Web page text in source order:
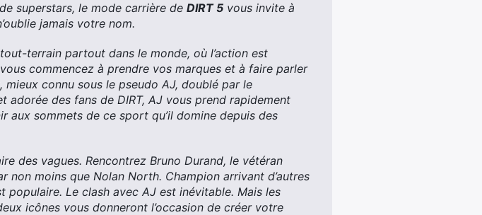
superstars, le mode carrière de DIRT 5 vous invite à
jamais votre nom.
terrain partout dans le monde, où l’action est
commencez à prendre vos marques et à faire parler
mieux connu sous le pseudo AJ, doublé par le
adorée des fans de DIRT, AJ vous prend rapidement
aux sommets de ce sport qu’il domine depuis des
des vagues. Rencontrez Bruno Durand, le vétéran
moins que Nolan North. Champion arrivant d’autres
Le clash avec AJ est inévitable. Mais les
icônes vous donneront l’occasion de créer votre